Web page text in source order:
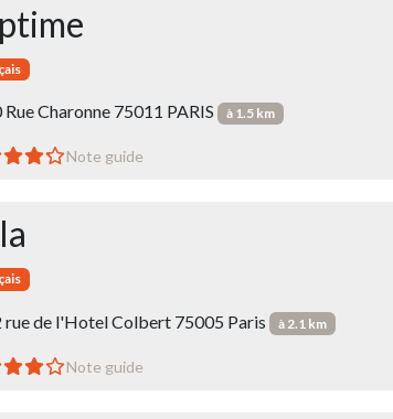
Rue Charonne 75011 PARIS à 1.5 km
Note guide
rue de l'Hotel Colbert 75005 Paris à 2.1 km
Note guide